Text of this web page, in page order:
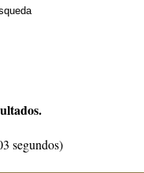
segundos)